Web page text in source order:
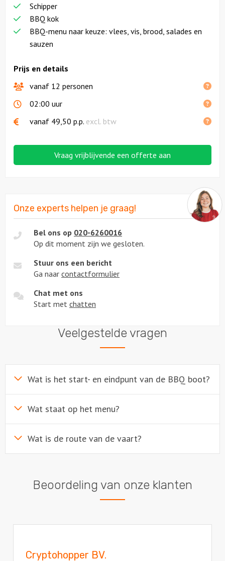
Prijs en details
vanaf 12 personen
02:00 uur
vanaf 49,50 p.p. excl. btw
Schipper
BBQ kok
BBQ-menu naar keuze: vlees, vis, brood, salades en
sauzen
Vraag vrijblijvende een offerte aan
Onze experts helpen je graag!
Bel ons op 020-6260016
Op dit moment zijn we gesloten.
Stuur ons een bericht
Ga naar contactformulier
Chat met ons
Start met chatten
Veelgestelde vragen
Wat is het start- en eindpunt van de BBQ boot?
Wat staat op het menu?
Wat is de route van de vaart?
Beoordeling van onze klanten
Cryptohopper BV.